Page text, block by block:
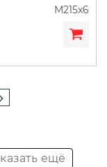
М215х6
ещё